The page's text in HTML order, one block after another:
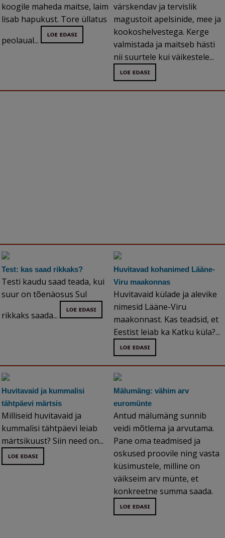
koogile maheda maitse, laim
lisab hapukust. Tore üllatus
peolaual...
värskendav ja tervislik
magustoit apelsinide, mee ja
kookoshelvestega. Kerge
valmistada ja maitseb hästi
nii suurtele kui väikestele...
Test: kas saad rikkaks?
Testi kaudu saad teada, kui
suur on tõenäosus Sul
rikkaks saada...
Huvitavad kohanimed Lääne-
Viru maakonnas
Huvitavaid külade ja alevike
nimesid Lääne-Viru
maakonnast. Kas teadsid, et
Eestist leiab ka Katku küla?...
Huvitavaid ja kummalisi
tähtpäevi märtsis
Milliseid huvitavaid ja
kummalisi tähtpäevi leiab
märtsikuust? Siin need on...
Mälumäng: vähim arv
euromünte
Antud mälumäng sunnib
veidi mõtlema ja arvutama.
Pane oma teadmised ja
oskused proovile ning vasta
küsimustele, milline on
väikseim arv münte, et
konkreetne summa saada.